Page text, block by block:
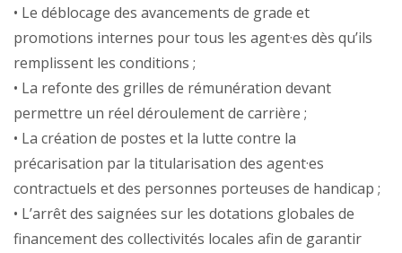
• Le déblocage des avancements de grade et
promotions internes pour tous les agent·es dès qu’ils
remplissent les conditions ;
• La refonte des grilles de rémunération devant
permettre un réel déroulement de carrière ;
• La création de postes et la lutte contre la
précarisation par la titularisation des agent·es
contractuels et des personnes porteuses de handicap ;
• L’arrêt des saignées sur les dotations globales de
financement des collectivités locales afin de garantir